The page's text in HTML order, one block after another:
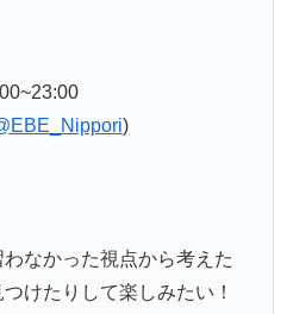
)
なかった視点から考えた
けたりして楽しみたい！